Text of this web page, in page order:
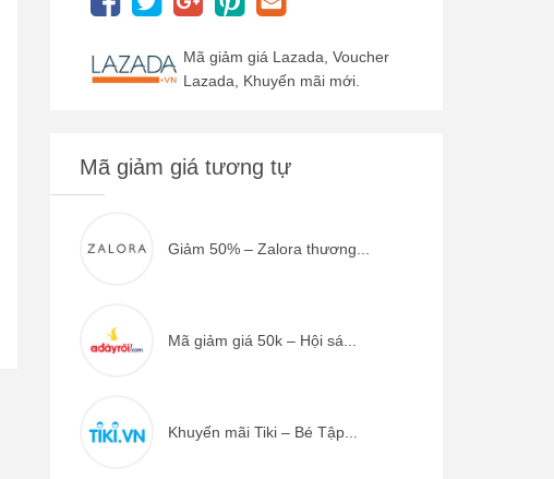
Mã giảm giá Lazada, Voucher
Lazada, Khuyến mãi mới.
Mã giảm giá tương tự
Giảm 50% – Zalora thương...
Mã giảm giá 50k – Hội sá...
Khuyến mãi Tiki – Bé Tập...